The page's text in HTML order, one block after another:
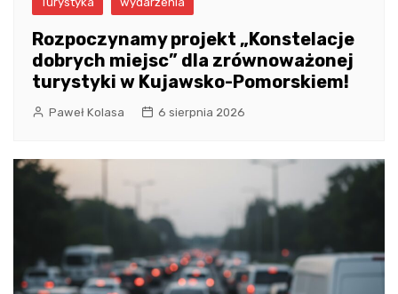
Rozpoczynamy projekt „Konstelacje
dobrych miejsc” dla zrównoważonej
turystyki w Kujawsko-Pomorskiem!
Paweł Kolasa 6 sierpnia 2026